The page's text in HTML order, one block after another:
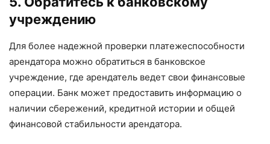
учреждению
Для более надежной проверки платежеспособности
арендатора можно обратиться в банковское
учреждение, где арендатель ведет свои финансовые
операции. Банк может предоставить информацию о
наличии сбережений, кредитной истории и общей
финансовой стабильности арендатора.